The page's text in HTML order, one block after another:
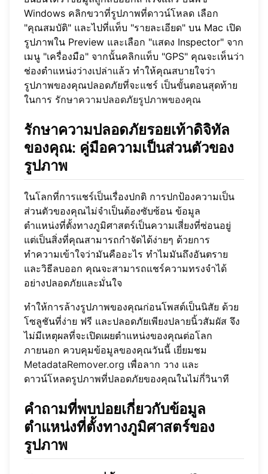
Windows คลิกขวาที่รูปภาพที่ดาวน์โหลด เลือก
"คุณสมบัติ" และไปที่แท็บ "รายละเอียด" บน Mac เปิด
รูปภาพใน Preview และเลือก "แสดง Inspector" จาก
เมนู "เครื่องมือ" จากนั้นคลิกแท็บ "GPS" คุณจะเห็นว่า
ช่องตำแหน่งว่างเปล่าแล้ว ทำให้คุณสบายใจว่า
รูปภาพของคุณปลอดภัยที่จะแชร์ เป็นขั้นตอนสุดท้าย
ในการ รักษาความปลอดภัยรูปภาพของคุณ
รักษาความปลอดภัยรอยเท้าดิจิทัล
ของคุณ: คู่มือความเป็นส่วนตัวของ
รูปภาพ
ในโลกที่การแชร์เป็นเรื่องปกติ การปกป้องความเป็น
ส่วนตัวของคุณไม่จำเป็นต้องซับซ้อน ข้อมูล
ตำแหน่งที่ตั้งทางภูมิศาสตร์เป็นความเสี่ยงที่ซ่อนอยู่
แต่เป็นสิ่งที่คุณสามารถกำจัดได้ง่ายๆ ด้วยการ
ทำความเข้าใจว่ามันคืออะไร ทำไมมันถึงอันตราย
และวิธีลบออก คุณจะสามารถแชร์ความทรงจำได้
อย่างปลอดภัยและมั่นใจ
ทำให้การล้างรูปภาพของคุณก่อนโพสต์เป็นนิสัย ด้วย
โซลูชันที่ง่าย ฟรี และปลอดภัยเพียงปลายนิ้วสัมผัส จึง
ไม่มีเหตุผลที่จะเปิดเผยตำแหน่งของคุณต่อโลก
ภายนอก ควบคุมข้อมูลของคุณวันนี้ เยี่ยมชม
MetadataRemover.org เพื่อลาก วาง และ
ดาวน์โหลดรูปภาพที่ปลอดภัยของคุณในไม่กี่วินาที
คำถามที่พบบ่อยเกี่ยวกับข้อมูล
ตำแหน่งที่ตั้งทางภูมิศาสตร์ของ
รูปภาพ